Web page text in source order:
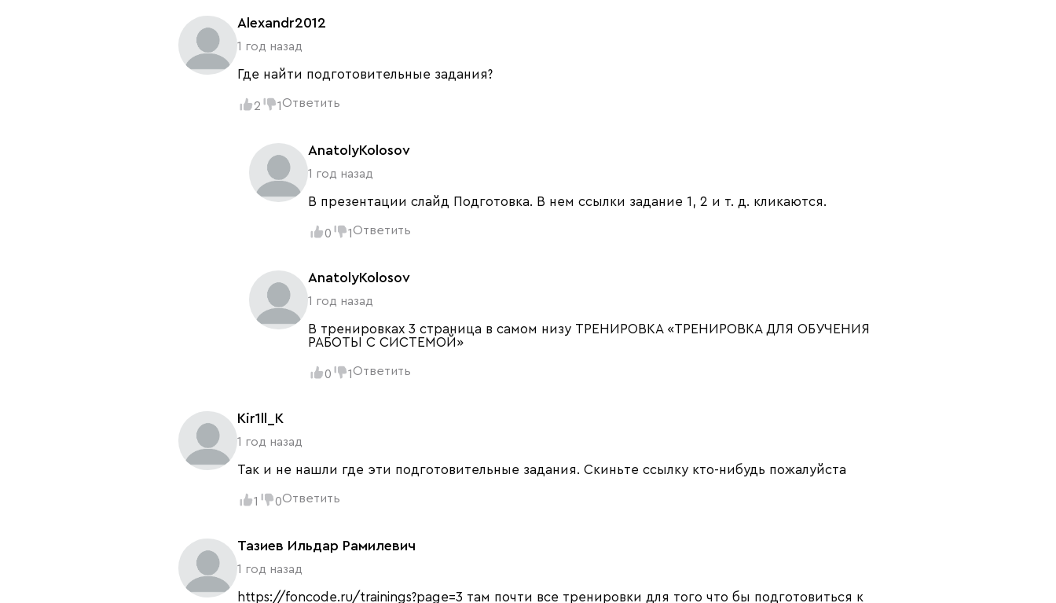
Alexandr2012
1 год назад
Где найти подготовительные задания?
2 1 Ответить
AnatolyKolosov
1 год назад
В презентации слайд Подготовка. В нем ссылки задание 1, 2 и т. д. кликаются.
0 1 Ответить
AnatolyKolosov
1 год назад
В тренировках 3 страница в самом низу ТРЕНИРОВКА «ТРЕНИРОВКА ДЛЯ ОБУЧЕНИЯ
РАБОТЫ С СИСТЕМОЙ»
0 1 Ответить
Kir1ll_K
1 год назад
Так и не нашли где эти подготовительные задания. Скиньте ссылку кто-нибудь пожалуйста
1 0Ответить
Тазиев Ильдар Рамилевич
1 год назад
https://foncode.ru/trainings?page=3 там почти все тренировки для того что бы подготовиться к